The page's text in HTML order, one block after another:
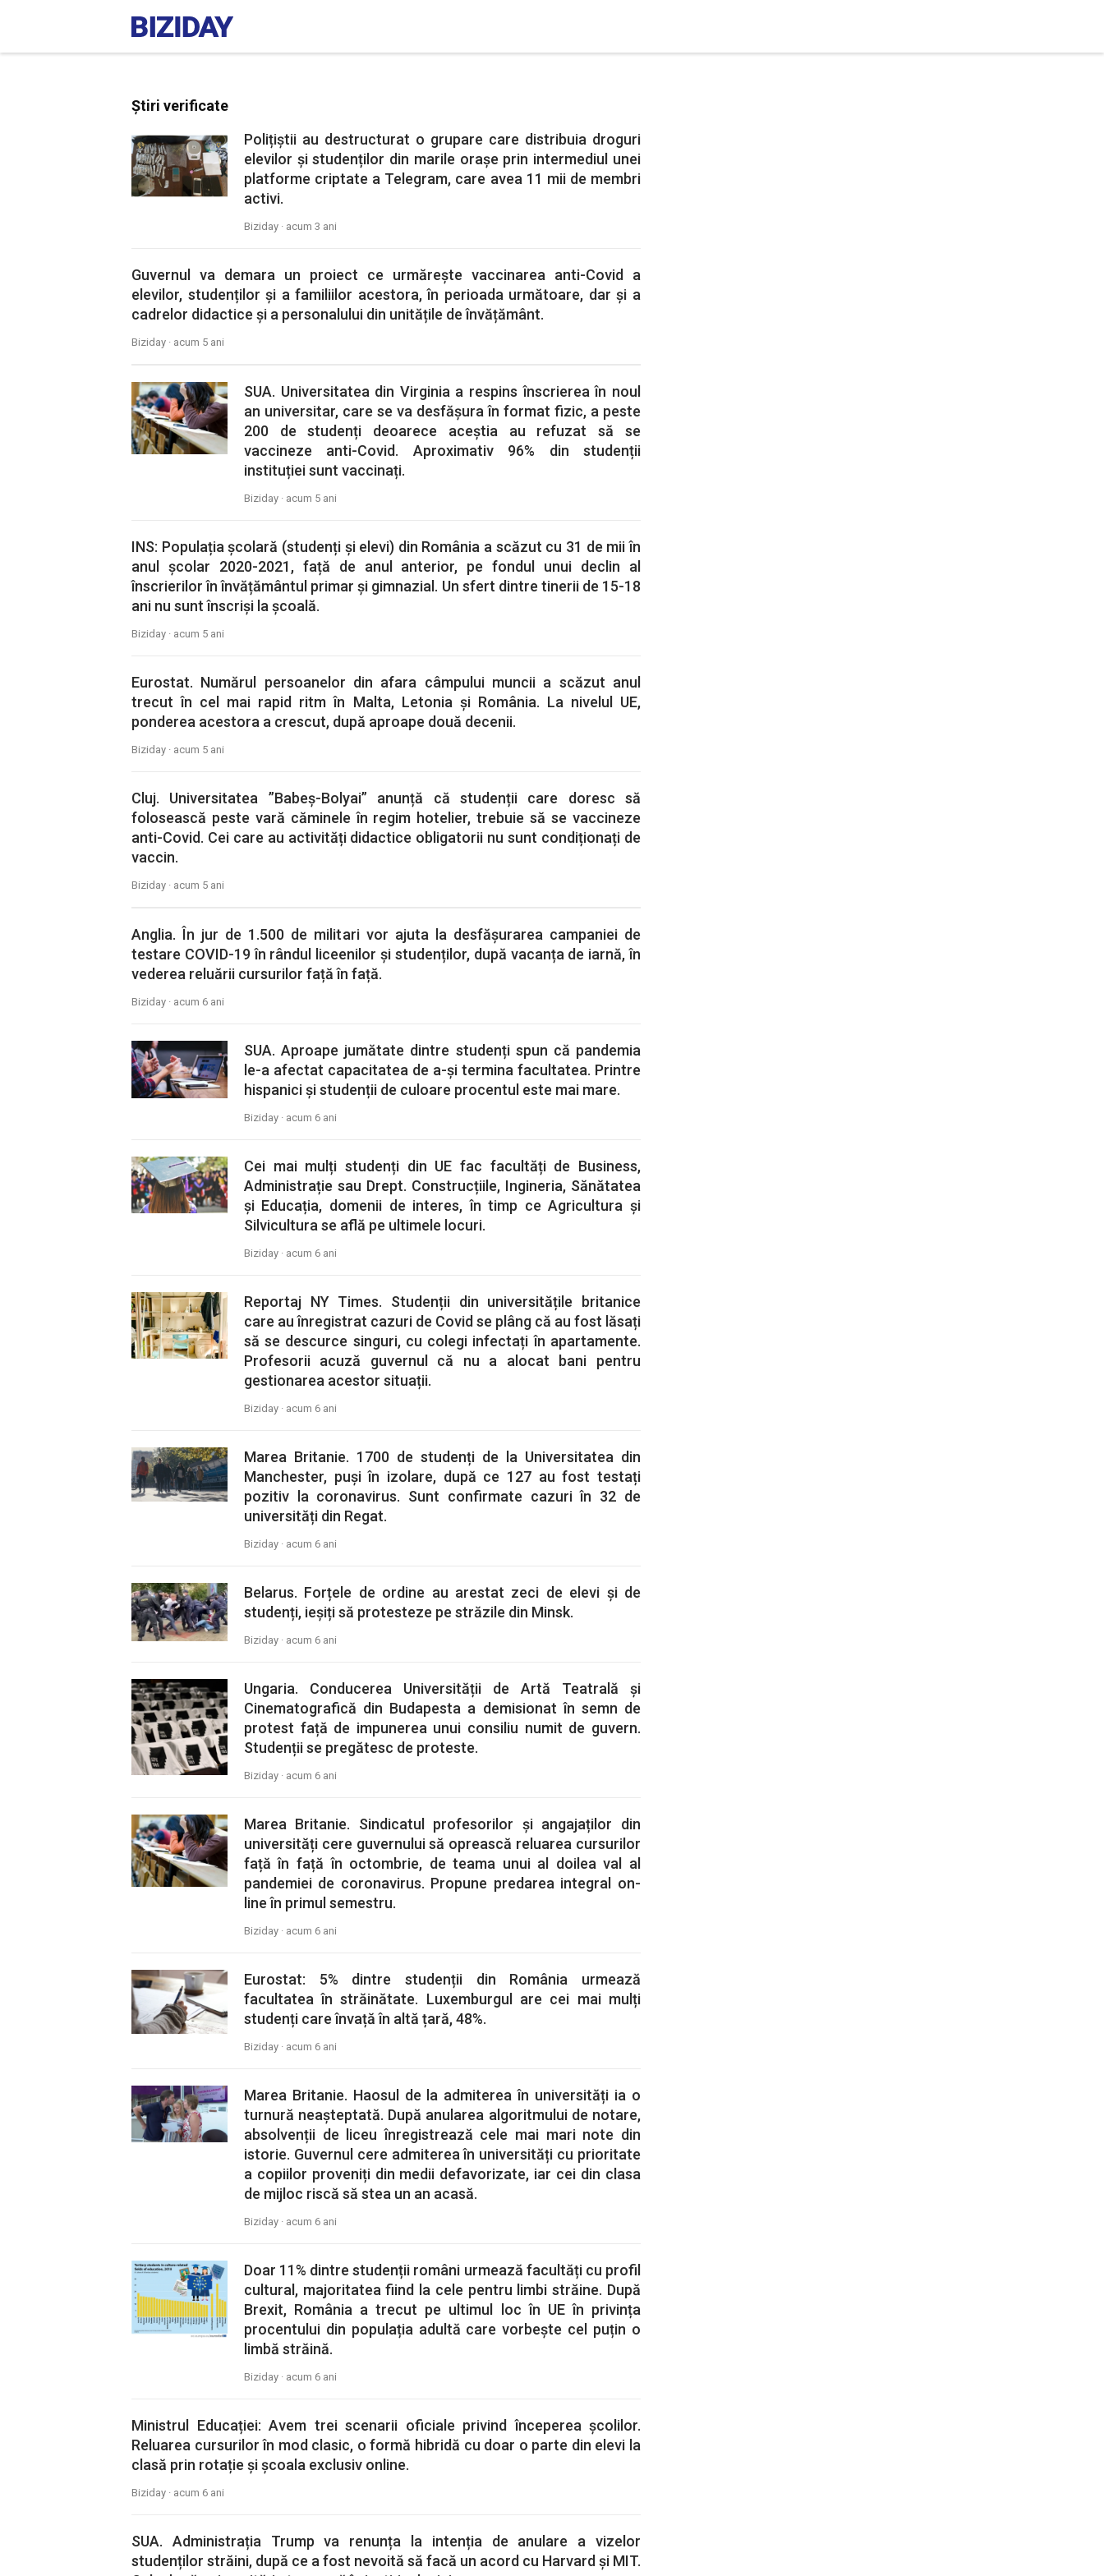
Știri verificate
Polițiștii au destructurat o grupare care distribuia droguri
elevilor și studenților din marile orașe prin intermediul unei
platforme criptate a Telegram, care avea 11 mii de membri
activi.
Biziday · acum 3 ani
Guvernul va demara un proiect ce urmărește vaccinarea anti-Covid a
elevilor, studenților și a familiilor acestora, în perioada următoare, dar și a
cadrelor didactice și a personalului din unitățile de învățământ.
Biziday · acum 5 ani
SUA. Universitatea din Virginia a respins înscrierea în noul
an universitar, care se va desfășura în format fizic, a peste
200 de studenți deoarece aceștia au refuzat să se
vaccineze anti-Covid. Aproximativ 96% din studenții
instituției sunt vaccinați.
Biziday · acum 5 ani
INS: Populația școlară (studenți și elevi) din România a scăzut cu 31 de mii în
anul școlar 2020-2021, față de anul anterior, pe fondul unui declin al
înscrierilor în învățământul primar și gimnazial. Un sfert dintre tinerii de 15-18
ani nu sunt înscriși la școală.
Biziday · acum 5 ani
Eurostat. Numărul persoanelor din afara câmpului muncii a scăzut anul
trecut în cel mai rapid ritm în Malta, Letonia și România. La nivelul UE,
ponderea acestora a crescut, după aproape două decenii.
Biziday · acum 5 ani
Cluj. Universitatea ”Babeş-Bolyai” anunță că studenții care doresc să
folosească peste vară căminele în regim hotelier, trebuie să se vaccineze
anti-Covid. Cei care au activități didactice obligatorii nu sunt condiționați de
vaccin.
Biziday · acum 5 ani
Anglia. În jur de 1.500 de militari vor ajuta la desfășurarea campaniei de
testare COVID-19 în rândul liceenilor și studenților, după vacanța de iarnă, în
vederea reluării cursurilor față în față.
Biziday · acum 6 ani
SUA. Aproape jumătate dintre studenți spun că pandemia
le-a afectat capacitatea de a-și termina facultatea. Printre
hispanici și studenții de culoare procentul este mai mare.
Biziday · acum 6 ani
Cei mai mulți studenți din UE fac facultăți de Business,
Administrație sau Drept. Construcțiile, Ingineria, Sănătatea
și Educația, domenii de interes, în timp ce Agricultura și
Silvicultura se află pe ultimele locuri.
Biziday · acum 6 ani
Reportaj NY Times. Studenții din universitățile britanice
care au înregistrat cazuri de Covid se plâng că au fost lăsați
să se descurce singuri, cu colegi infectați în apartamente.
Profesorii acuză guvernul că nu a alocat bani pentru
gestionarea acestor situații.
Biziday · acum 6 ani
Marea Britanie. 1700 de studenți de la Universitatea din
Manchester, puși în izolare, după ce 127 au fost testați
pozitiv la coronavirus. Sunt confirmate cazuri în 32 de
universități din Regat.
Biziday · acum 6 ani
Belarus. Forțele de ordine au arestat zeci de elevi și de
studenți, ieșiți să protesteze pe străzile din Minsk.
Biziday · acum 6 ani
Ungaria. Conducerea Universității de Artă Teatrală și
Cinematografică din Budapesta a demisionat în semn de
protest față de impunerea unui consiliu numit de guvern.
Studenții se pregătesc de proteste.
Biziday · acum 6 ani
Marea Britanie. Sindicatul profesorilor și angajaților din
universități cere guvernului să oprească reluarea cursurilor
față în față în octombrie, de teama unui al doilea val al
pandemiei de coronavirus. Propune predarea integral on-
line în primul semestru.
Biziday · acum 6 ani
Eurostat: 5% dintre studenții din România urmează
facultatea în străinătate. Luxemburgul are cei mai mulți
studenți care învață în altă țară, 48%.
Biziday · acum 6 ani
Marea Britanie. Haosul de la admiterea în universități ia o
turnură neașteptată. După anularea algoritmului de notare,
absolvenții de liceu înregistrează cele mai mari note din
istorie. Guvernul cere admiterea în universități cu prioritate
a copiilor proveniți din medii defavorizate, iar cei din clasa
de mijloc riscă să stea un an acasă.
Biziday · acum 6 ani
Doar 11% dintre studenții români urmează facultăți cu profil
cultural, majoritatea fiind la cele pentru limbi străine. După
Brexit, România a trecut pe ultimul loc în UE în privința
procentului din populația adultă care vorbește cel puțin o
limbă străină.
Biziday · acum 6 ani
Ministrul Educației: Avem trei scenarii oficiale privind începerea școlilor.
Reluarea cursurilor în mod clasic, o formă hibridă cu doar o parte din elevi la
clasă prin rotație și școala exclusiv online.
Biziday · acum 6 ani
SUA. Administrația Trump va renunța la intenția de anulare a vizelor
studenților străini, după ce a fost nevoită să facă un acord cu Harvard și MIT.